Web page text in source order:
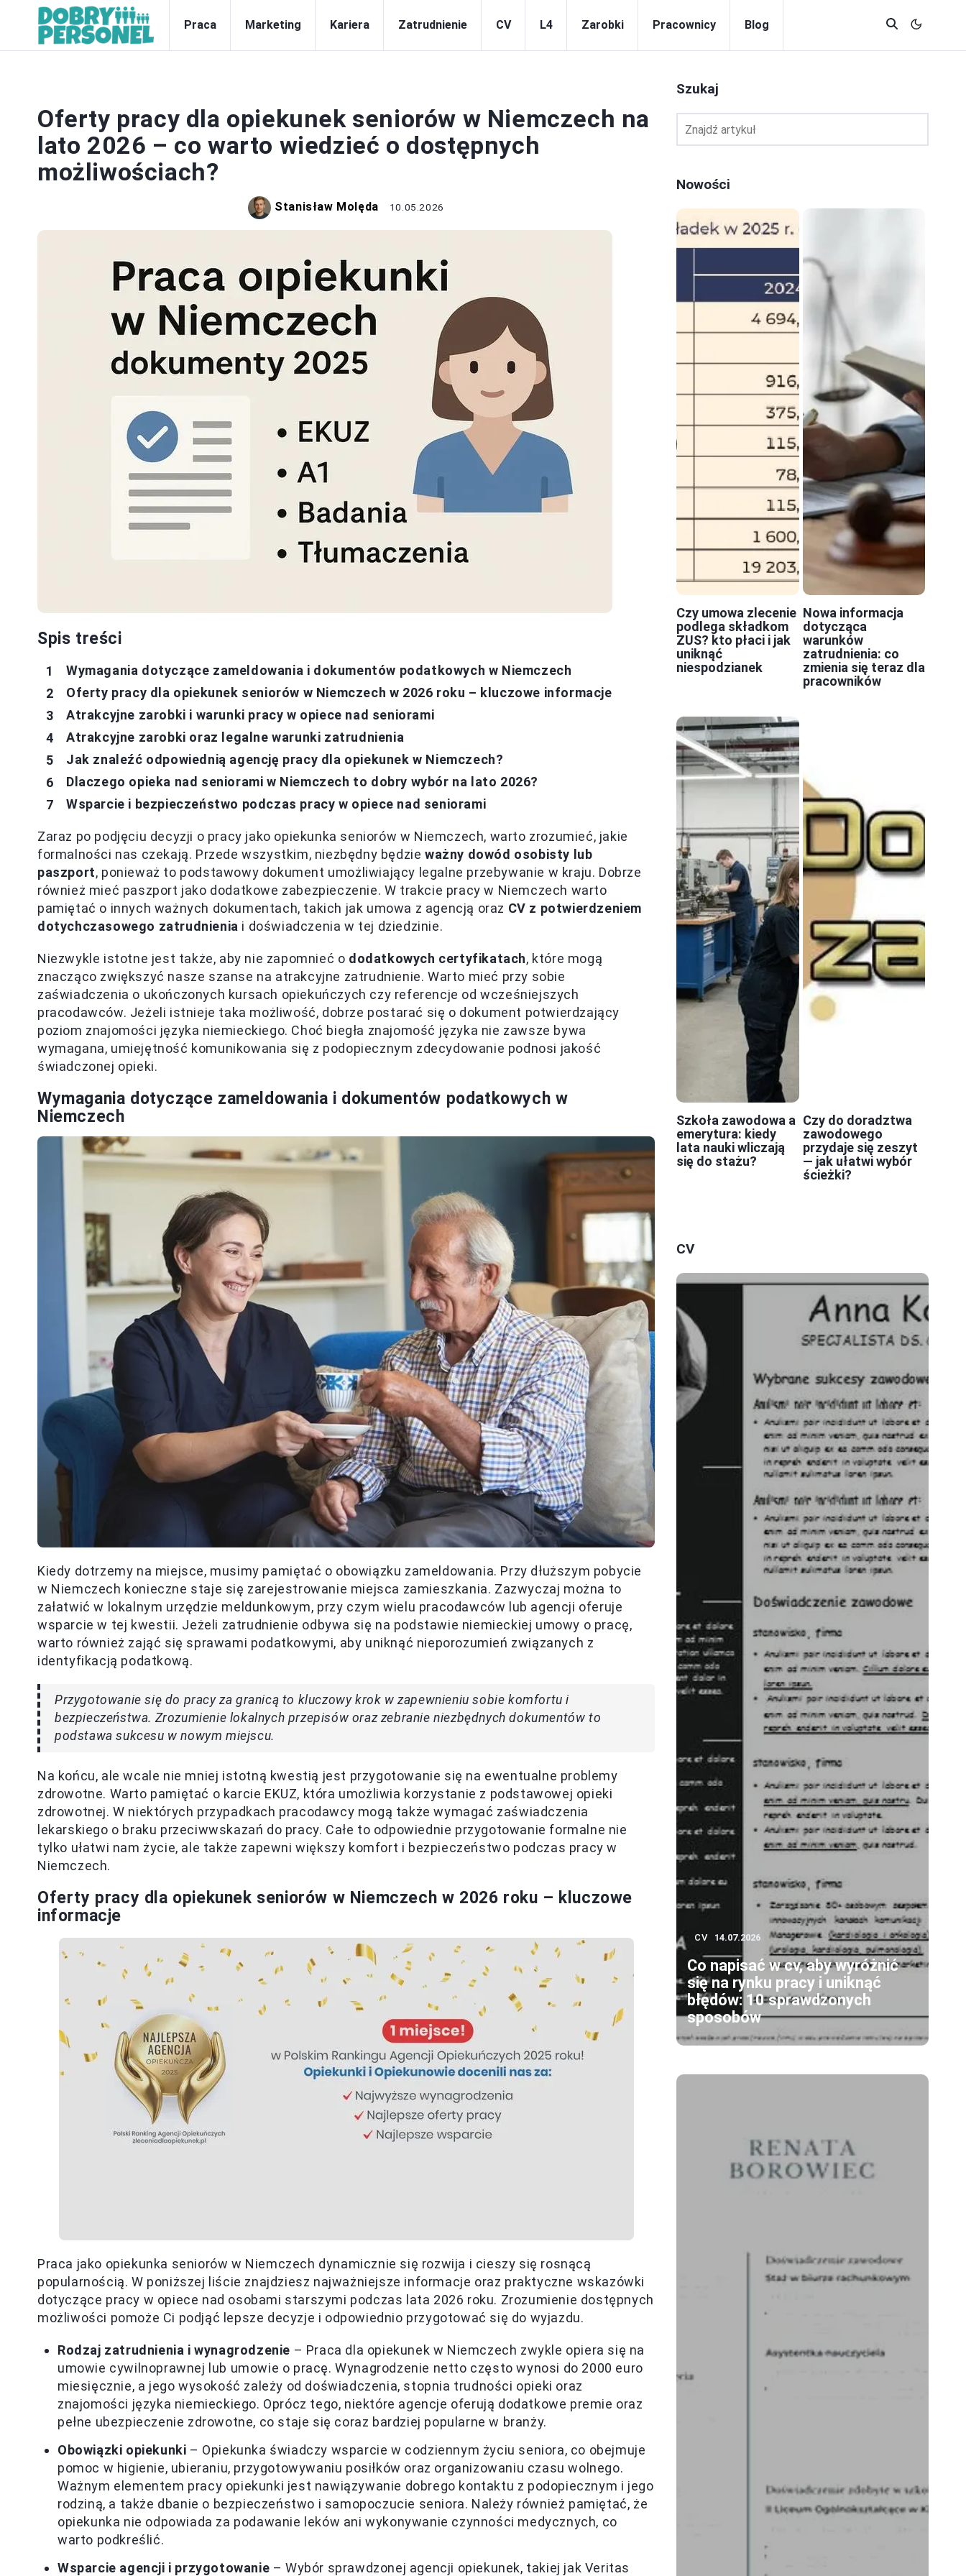
Praca Marketing Kariera Zatrudnienie CV L4 Zarobki Pracownicy Blog
Oferty pracy dla opiekunek seniorów w Niemczech na
lato 2026 – co warto wiedzieć o dostępnych
możliwościach?
Stanisław Molęda 10.05.2026
Spis treści
Wymagania dotyczące zameldowania i dokumentów podatkowych w Niemczech
Oferty pracy dla opiekunek seniorów w Niemczech w 2026 roku – kluczowe informacje
Atrakcyjne zarobki i warunki pracy w opiece nad seniorami
Atrakcyjne zarobki oraz legalne warunki zatrudnienia
Jak znaleźć odpowiednią agencję pracy dla opiekunek w Niemczech?
Dlaczego opieka nad seniorami w Niemczech to dobry wybór na lato 2026?
Wsparcie i bezpieczeństwo podczas pracy w opiece nad seniorami
Zaraz po podjęciu decyzji o pracy jako opiekunka seniorów w Niemczech, warto zrozumieć, jakie
formalności nas czekają. Przede wszystkim, niezbędny będzieważny dowód osobisty lub
paszport, ponieważ to podstawowy dokument umożliwiający legalne przebywanie w kraju. Dobrze
również mieć paszport jako dodatkowe zabezpieczenie. W trakcie pracy w Niemczech warto
pamiętać o innych ważnych dokumentach, takich jak umowa z agencją oraz CV z potwierdzeniem
dotychczasowego zatrudnienia i doświadczenia w tej dziedzinie.
Niezwykle istotne jest także, aby nie zapomnieć o dodatkowych certyfikatach, które mogą
znacząco zwiększyć nasze szanse na atrakcyjne zatrudnienie. Warto mieć przy sobie
zaświadczenia o ukończonych kursach opiekuńczych czy referencje od wcześniejszych
pracodawców. Jeżeli istnieje taka możliwość, dobrze postarać się o dokument potwierdzający
poziom znajomości języka niemieckiego. Choć biegła znajomość języka nie zawsze bywa
wymagana, umiejętność komunikowania się z podopiecznym zdecydowanie podnosi jakość
świadczonej opieki.
Wymagania dotyczące zameldowania i dokumentów podatkowych w
Niemczech
Kiedy dotrzemy na miejsce, musimy pamiętać o obowiązku zameldowania. Przy dłuższym pobycie
w Niemczech konieczne staje się zarejestrowanie miejsca zamieszkania. Zazwyczaj można to
załatwić w lokalnym urzędzie meldunkowym, przy czym wielu pracodawców lub agencji oferuje
wsparcie w tej kwestii. Jeżeli zatrudnienie odbywa się na podstawie niemieckiej umowy o pracę,
warto również zająć się sprawami podatkowymi, aby uniknąć nieporozumień związanych z
identyfikacją podatkową.
Przygotowanie się do pracy za granicą to kluczowy krok w zapewnieniu sobie komfortu i
bezpieczeństwa. Zrozumienie lokalnych przepisów oraz zebranie niezbędnych dokumentów to
podstawa sukcesu w nowym miejscu.
Na końcu, ale wcale nie mniej istotną kwestią jest przygotowanie się na ewentualne problemy
zdrowotne. Warto pamiętać o karcie EKUZ, która umożliwia korzystanie z podstawowej opieki
zdrowotnej. W niektórych przypadkach pracodawcy mogą także wymagać zaświadczenia
lekarskiego o braku przeciwwskazań do pracy. Całe to odpowiednie przygotowanie formalne nie
tylko ułatwi nam życie, ale także zapewni większy komfort i bezpieczeństwo podczas pracy w
Niemczech.
Oferty pracy dla opiekunek seniorów w Niemczech w 2026 roku – kluczowe
informacje
Praca jako opiekunka seniorów w Niemczech dynamicznie się rozwija i cieszy się rosnącą
popularnością. W poniższej liście znajdziesz najważniejsze informacje oraz praktyczne wskazówki
dotyczące pracy w opiece nad osobami starszymi podczas lata 2026 roku. Zrozumienie dostępnych
możliwości pomoże Ci podjąć lepsze decyzje i odpowiednio przygotować się do wyjazdu.
Rodzaj zatrudnienia i wynagrodzenie – Praca dla opiekunek w Niemczech zwykle opiera się na
umowie cywilnoprawnej lub umowie o pracę. Wynagrodzenie netto często wynosi do 2000 euro
miesięcznie, a jego wysokość zależy od doświadczenia, stopnia trudności opieki oraz
znajomości języka niemieckiego. Oprócz tego, niektóre agencje oferują dodatkowe premie oraz
pełne ubezpieczenie zdrowotne, co staje się coraz bardziej popularne w branży.
Obowiązki opiekunki – Opiekunka świadczy wsparcie w codziennym życiu seniora, co obejmuje
pomoc w higienie, ubieraniu, przygotowywaniu posiłków oraz organizowaniu czasu wolnego.
Ważnym elementem pracy opiekunki jest nawiązywanie dobrego kontaktu z podopiecznym i jego
rodziną, a także dbanie o bezpieczeństwo i samopoczucie seniora. Należy również pamiętać, że
opiekunka nie odpowiada za podawanie leków ani wykonywanie czynności medycznych, co
warto podkreślić.
Wsparcie agencji i przygotowanie – Wybór sprawdzonej agencji opiekunek, takiej jak Veritas
Szukaj
Nowości
Czy umowa zlecenie
podlega składkom
ZUS? kto płaci i jak
uniknąć
niespodzianek
Nowa informacja
dotycząca
warunków
zatrudnienia: co
zmienia się teraz dla
pracowników
Szkoła zawodowa a
emerytura: kiedy
lata nauki wliczają
się do stażu?
Czy do doradztwa
zawodowego
przydaje się zeszyt
— jak ułatwi wybór
ścieżki?
CV
CV 14.07.2026
Co napisać w cv, aby wyróżnić
się na rynku pracy i uniknąć
błędów: 10 sprawdzonych
sposobów